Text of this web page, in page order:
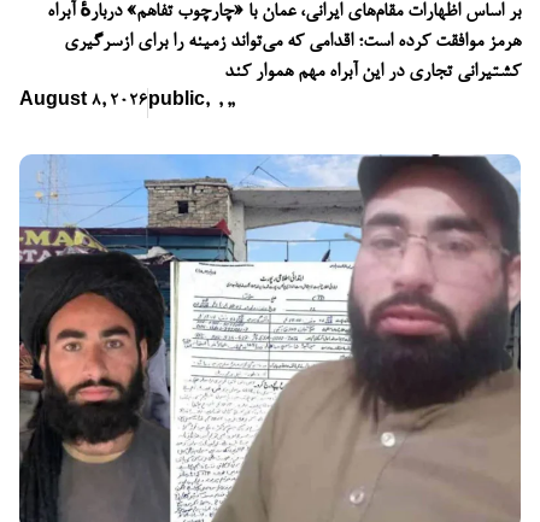
بر اساس اظهارات مقام‌های ایرانی، عمان با «چارچوب تفاهم» دربارهٔ آبراه
هرمز موافقت کرده است؛ اقدامی که می‌تواند زمینه را برای ازسرگیری
کشتیرانی تجاری در این آبراه مهم هموار کند
August 8, 2026 public, ,,,